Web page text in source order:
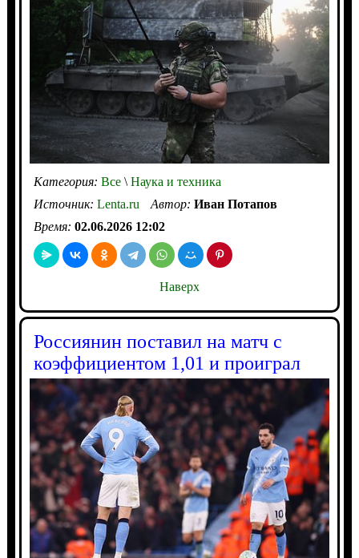
Категория: Все\Наука и техника
Источник: Lenta.ru Автор: Иван Потапов
Время: 02.06.2026 12:02
Наверх
Россиянин поставил на матч с
коэффициентом 1,01 и проиграл